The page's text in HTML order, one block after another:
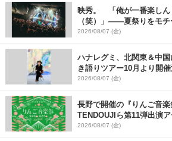
映秀。 「俺が一番楽しん
（笑）」――夏祭りをモチ
ペシャルライブ『色祭』レ
2026/08/07 (金)
ハナレグミ、北関東＆中
き語りツアー10月より開催
2026/08/07 (金)
長野で開催の『りんご音楽
TENDOUJIら第11弾出演
発表
2026/08/07 (金)